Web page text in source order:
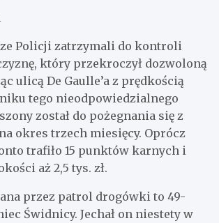
Policji zatrzymali do kontroli
który przekroczył dozwoloną
ulicą De Gaulle’a z prędkością
tego nieodpowiedzialnego
został do pożegnania się z
okres trzech miesięcy. Oprócz
trafiło 15 punktów karnych i
aż 2,5 tys. zł.
przez patrol drogówki to 49-
Świdnicy. Jechał on niestety w